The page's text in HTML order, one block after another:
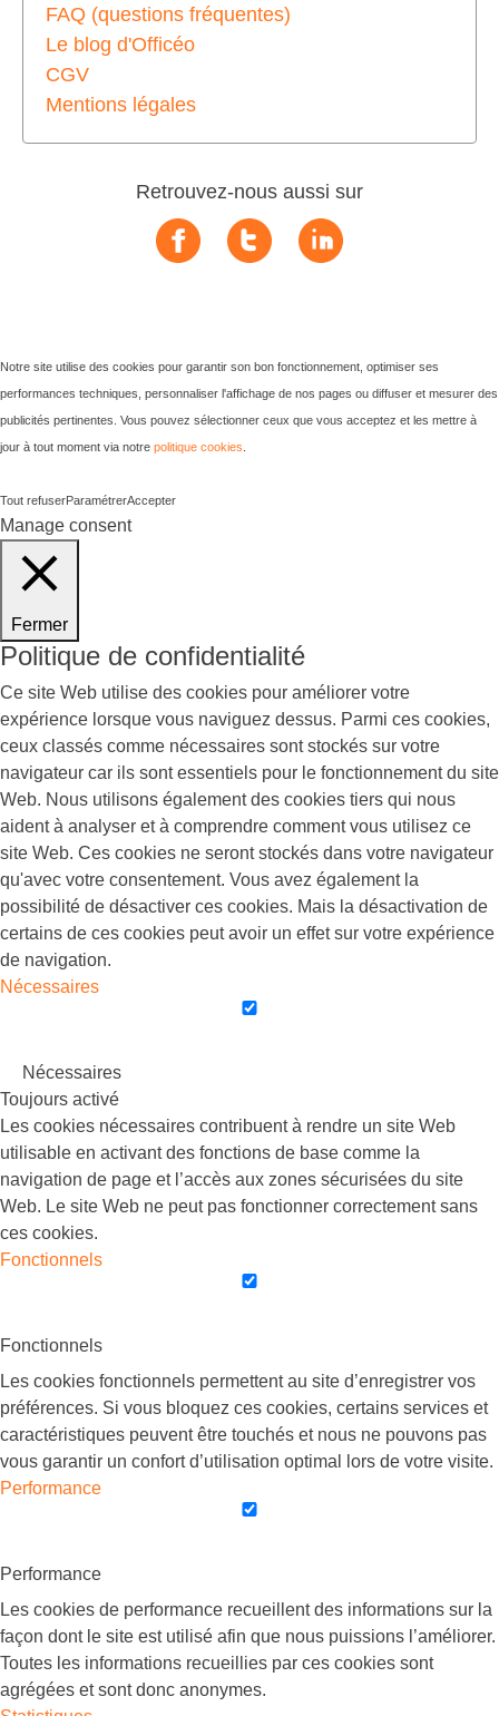
FAQ (questions fréquentes)
Le blog d'Officéo
CGV
Mentions légales
Retrouvez-nous aussi sur
Notre site utilise des cookies pour garantir son bon fonctionnement, optimiser ses
performances techniques, personnaliser l'affichage de nos pages ou diffuser et mesurer des
publicités pertinentes. Vous pouvez sélectionner ceux que vous acceptez et les mettre à
jour à tout moment via notre politique cookies
Tout refuserParamétrerAccepter
Manage consent
Fermer
Politique de confidentialité
Ce site Web utilise des cookies pour améliorer votre
expérience lorsque vous naviguez dessus. Parmi ces cookies,
ceux classés comme nécessaires sont stockés sur votre
navigateur car ils sont essentiels pour le fonctionnement du site
Web. Nous utilisons également des cookies tiers qui nous
aident à analyser et à comprendre comment vous utilisez ce
site Web. Ces cookies ne seront stockés dans votre navigateur
qu'avec votre consentement. Vous avez également la
possibilité de désactiver ces cookies. Mais la désactivation de
certains de ces cookies peut avoir un effet sur votre expérience
de navigation.
Nécessaires
Nécessaires
Toujours activé
Les cookies nécessaires contribuent à rendre un site Web
utilisable en activant des fonctions de base comme la
navigation de page et l’accès aux zones sécurisées du site
Web. Le site Web ne peut pas fonctionner correctement sans
ces cookies.
Fonctionnels
Fonctionnels
Les cookies fonctionnels permettent au site d’enregistrer vos
préférences. Si vous bloquez ces cookies, certains services et
caractéristiques peuvent être touchés et nous ne pouvons pas
vous garantir un confort d’utilisation optimal lors de votre visite.
Performance
Performance
Les cookies de performance recueillent des informations sur la
façon dont le site est utilisé afin que nous puissions l’améliorer.
Toutes les informations recueillies par ces cookies sont
agrégées et sont donc anonymes.